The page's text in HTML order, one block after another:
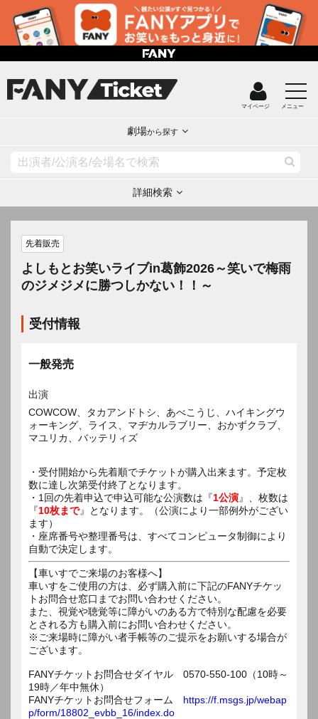
マイページ メニュー
劇場から探す
詳細検索
先着販売
よしもとお笑いライブin葛飾2026～笑いで梅雨
のジメジメに勝つしかない！！～
受付情報
一般発売
出演
COWCOW、タカアンドトシ、あべこうじ、ハイキングウ
ォーキング、ライス、マヂカルラブリー、おかずクラブ、
マユリカ、バッテリィズ
・受付開始から先着順でチケットが購入出来ます。予定枚
数に達し次第受付終了となります。
・1回の先着申込で申込可能な公演数は『1公演』、枚数は
『10枚まで』となります。（公演により一部例外がござい
ます）
・座席番号や整理番号は、すべてコンピュータ制御により
自動で決定します。
【車いすでご来場のお客様へ】
車いすをご使用の方は、必ず購入前に下記のFANYチケッ
トお問合せ窓口までお問い合わせください。
また、視覚や聴覚等に障がいのある方で特別な配慮を必要
とされる方も購入前にお問い合わせください。
※ご来場時に障がい者手帳等のご提示をお願いする場合が
ございます。
FANYチケットお問合せダイヤル 0570-550-100（10時～
19時／年中無休）
FANYチケットお問合せフォーム https://f.msgs.jp/webap
p/form/18802_evbb_16/index.do